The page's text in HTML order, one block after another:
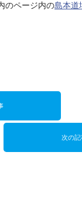
のページ内の島本道
次の記